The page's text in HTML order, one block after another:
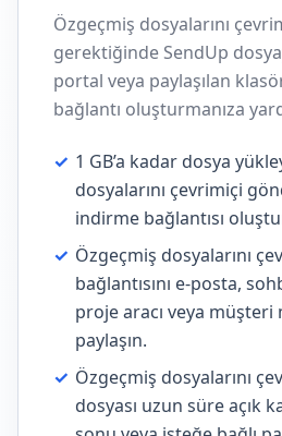
Özgeçmiş dosyalarını
gerektiğinde SendUp
portal veya paylaşılan
bağlantı oluşturmanıza
✓ 1 GB’a kadar dosya
dosyalarını çevrimiçi
indirme bağlantısı
✓ Özgeçmiş dosyalarını
bağlantısını e-posta,
proje aracı veya müşteri
paylaşın.
✓ Özgeçmiş dosyalarını
dosyası uzun süre açık